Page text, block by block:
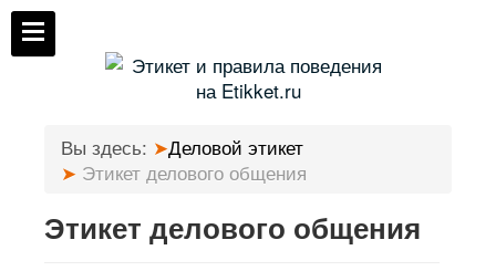
Вы здесь:
Деловой этикет
Этикет делового общения
Этикет делового общения